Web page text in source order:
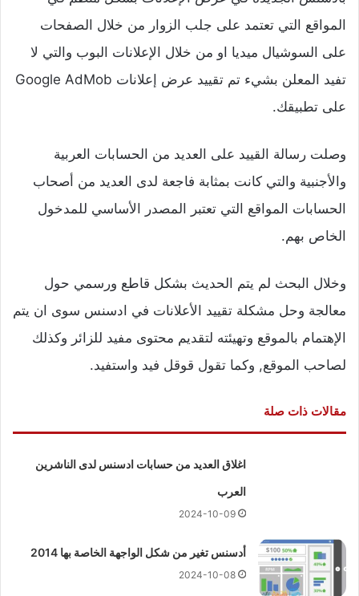
المواقع التي تعتمد على جلب الزوار من خلال الصفحات
على السوشيال ميديا او من خلال الإعلانات البوب والتي لا
تفيد المعلن بشيء تم تقييد عرض إعلانات Google AdMob
على تطبيقك.
وصلت رسالة القييد على العديد من الحسابات العربية
والأجنبية والتي كانت بمثابة فاجعة لدى العديد من أصحاب
الحسابات المواقع التي تعتبر المصدر الأساسي للمدخول
الخاص بهم.
وخلال البحث لم يتم الحديث بشكل قاطع ورسمي حول
معالجة وحل مشكلة تقييد الأعلانات في ادسنس سوى ان يتم
الإهتمام بالموقع وتهيئته لتقديم محتوى مفيد للزائر وكذلك
لصاحب الموقع, وكما تقول قوقل فيد واستفيد.
مقالات ذات صلة
اغلاق العديد من حسابات ادسنس لدى الناشرين
العرب
2024-10-09
أدسنس تغير من شكل الواجهة الخاصة بها 2014
2024-10-08